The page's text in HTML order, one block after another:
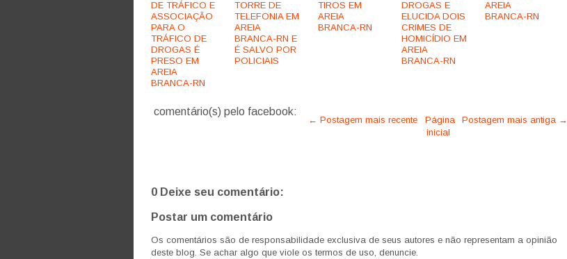
DE TRÁFICO E
ASSOCIAÇÃO
PARA O
TRÁFICO DE
DROGAS É
PRESO EM
AREIA
BRANCA-RN
TORRE DE
TELEFONIA EM
AREIA
BRANCA-RN E
É SALVO POR
POLICIAIS
TIROS EM
AREIA
BRANCA-RN
DROGAS E
ELUCIDA DOIS
CRIMES DE
HOMICÍDIO EM
AREIA
BRANCA-RN
AREIA
BRANCA-RN
comentário(s) pelo facebook:
← Postagem mais recente Postagem mais antiga →
Página
inicial
0 Deixe seu comentário:
Postar um comentário
Os comentários são de responsabilidade exclusiva de seus autores e não representam a opinião
deste blog. Se achar algo que viole os termos de uso, denuncie.